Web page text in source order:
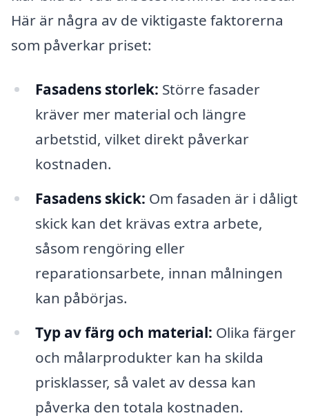
Här är några av de viktigaste faktorerna
som påverkar priset:
Fasadens storlek: Större fasader
kräver mer material och längre
arbetstid, vilket direkt påverkar
kostnaden.
Fasadens skick: Om fasaden är i dåligt
skick kan det krävas extra arbete,
såsom rengöring eller
reparationsarbete, innan målningen
kan påbörjas.
Typ av färg och material: Olika färger
och målarprodukter kan ha skilda
prisklasser, så valet av dessa kan
påverka den totala kostnaden.